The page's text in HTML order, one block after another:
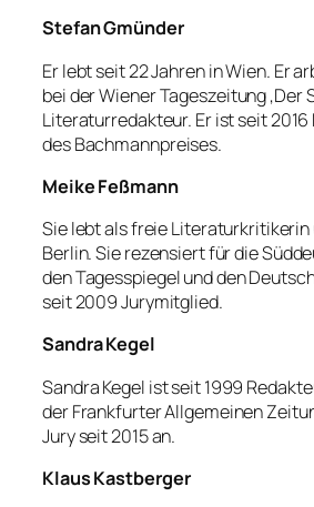
Stefan Gmünder
Er lebt seit 22 Jahren in Wien. Er
bei der Wiener Tageszeitung ‚Der
Literaturredakteur. Er ist seit
des Bachmannpreises.
Meike Feßmann
Sie lebt als freie Literaturkritikerin
Berlin. Sie rezensiert für die
den Tagesspiegel und den
seit 2009 Jurymitglied.
Sandra Kegel
Sandra Kegel ist seit 1999
der Frankfurter Allgemeinen
Jury seit 2015 an.
Klaus Kastberger